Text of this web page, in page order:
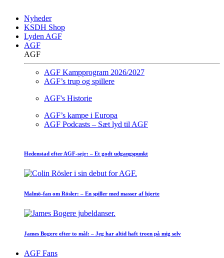
Nyheder
KSDH Shop
Lyden AGF
AGF
AGF
AGF Kampprogram 2026/2027
AGF’s trup og spillere
AGF's Historie
AGF’s kampe i Europa
AGF Podcasts – Sæt lyd til AGF
Hedenstad efter AGF-sejr: – Et godt udgangspunkt
Malmö-fan om Rösler: – En spiller med masser af hjerte
James Bogere efter to mål: – Jeg har altid haft troen på mig selv
AGF Fans